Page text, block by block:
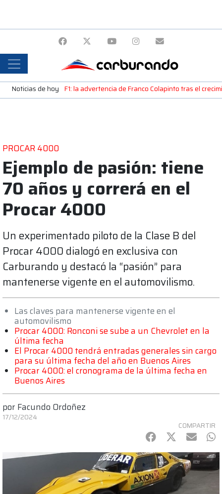
Noticias de hoy F1: la advertencia de Franco Colapinto tras el
PROCAR 4000
Ejemplo de pasión: tiene
70 años y correrá en el
Procar 4000
Un experimentado piloto de la Clase B del
Procar 4000 dialogó en exclusiva con
Carburando y destacó la “pasión” para
mantenerse vigente en el automovilismo.
Las claves para mantenerse vigente en el
automovilismo
Procar 4000: Ronconi se sube a un Chevrolet en la
última fecha
El Procar 4000 tendrá entradas generales sin cargo
para su última fecha del año en Buenos Aires
Procar 4000: el cronograma de la última fecha en
Buenos Aires
por Facundo Ordoñez
17/12/2024
COMPARTIR
Facebook
Twitter
mail